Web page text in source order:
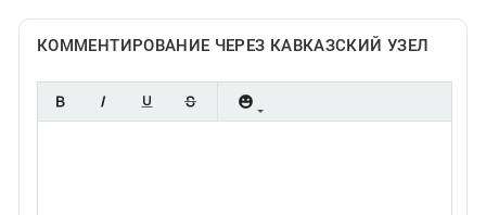
КОММЕНТИРОВАНИЕ ЧЕРЕЗ КАВКАЗСКИЙ УЗЕЛ